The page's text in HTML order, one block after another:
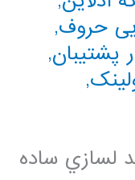
حروف,
پشتیبان,
,
لسازي ساده